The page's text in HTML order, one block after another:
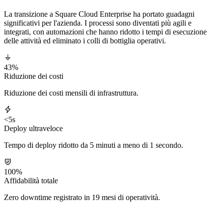
La transizione a Square Cloud Enterprise ha portato guadagni
significativi per l'azienda. I processi sono diventati più agili e
integrati, con automazioni che hanno ridotto i tempi di esecuzione
delle attività ed eliminato i colli di bottiglia operativi.
43%
Riduzione dei costi
Riduzione dei costi mensili di infrastruttura.
<5s
Deploy ultraveloce
Tempo di deploy ridotto da 5 minuti a meno di 1 secondo.
100%
Affidabilità totale
Zero downtime registrato in 19 mesi di operatività.